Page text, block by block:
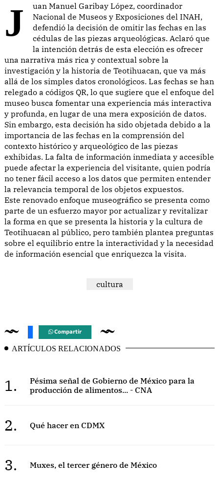
Juan Manuel Garibay López, coordinador
Nacional de Museos y Exposiciones del INAH,
defendió la decisión de omitir las fechas en las
cédulas de las piezas arqueológicas. Aclaró que
la intención detrás de esta elección es ofrecer
una narrativa más rica y contextual sobre la
investigación y la historia de Teotihuacan, que va más
allá de los simples datos cronológicos. Las fechas se han
relegado a códigos QR, lo que sugiere que el enfoque del
museo busca fomentar una experiencia más interactiva
y profunda, en lugar de una mera exposición de datos.
Sin embargo, esta decisión ha sido objetada debido a la
importancia de las fechas en la comprensión del
contexto histórico y arqueológico de las piezas
exhibidas. La falta de información inmediata y accesible
puede afectar la experiencia del visitante, quien podría
no tener fácil acceso a los datos que permiten entender
la relevancia temporal de los objetos expuestos.
Este renovado enfoque museográfico se presenta como
parte de un esfuerzo mayor por actualizar y revitalizar
la forma en que se presenta la historia y la cultura de
Teotihuacan al público, pero también plantea preguntas
sobre el equilibrio entre la interactividad y la necesidad
de información esencial que enriquezca la visita.
cultura
Compartir
ARTÍCULOS RELACIONADOS
1.
Pésima señal de Gobierno de México para la
producción de alimentos... - CNA
2. Qué hacer en CDMX
3. Muxes, el tercer género de México